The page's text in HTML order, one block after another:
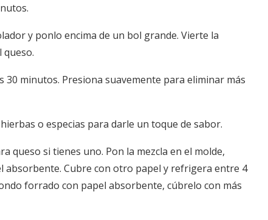
y ponlo encima de un bol grande. Vierte la
queso.
30 minutos. Presiona suavemente para eliminar más
o especias para darle un toque de sabor.
queso si tienes uno. Pon la mezcla en el molde,
absorbente. Cubre con otro papel y refrigera entre 4
forrado con papel absorbente, cúbrelo con más